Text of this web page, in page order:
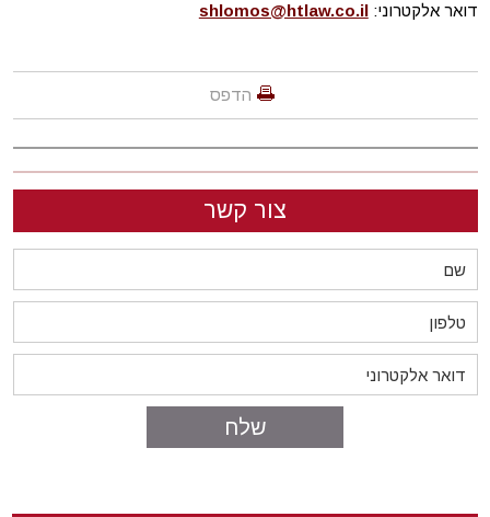
דואר אלקטרוני:shlomos@htlaw.co.il
הדפס
צור קשר